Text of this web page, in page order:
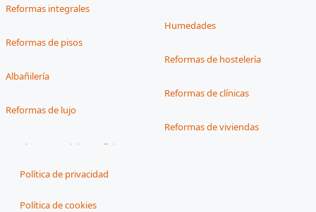
Reformas integrales
Reformas de pisos
Albañilería
Reformas de lujo
Humedades
Reformas de hostelería
Reformas de clínicas
Reformas de viviendas
Política de privacidad
Política de cookies